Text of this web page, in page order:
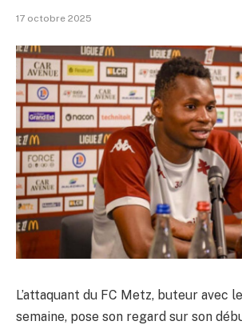
17 octobre 2025
L’attaquant du FC Metz, buteur avec
semaine, pose son regard sur son